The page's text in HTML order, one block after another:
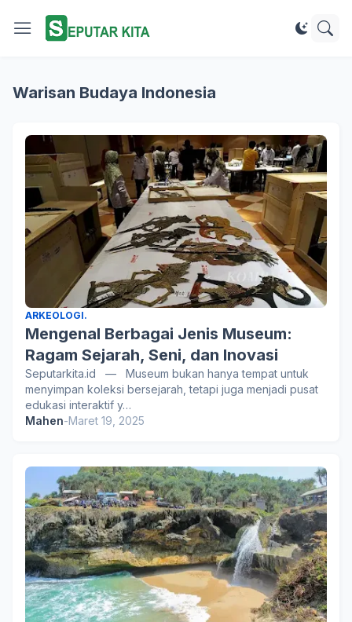
Warisan Budaya Indonesia
ARKEOLOGI.
Mengenal Berbagai Jenis Museum:
Ragam Sejarah, Seni, dan Inovasi
Seputarkita.id — Museum bukan hanya tempat untuk
menyimpan koleksi bersejarah, tetapi juga menjadi pusat
edukasi interaktif y…
Mahen-Maret 19, 2025